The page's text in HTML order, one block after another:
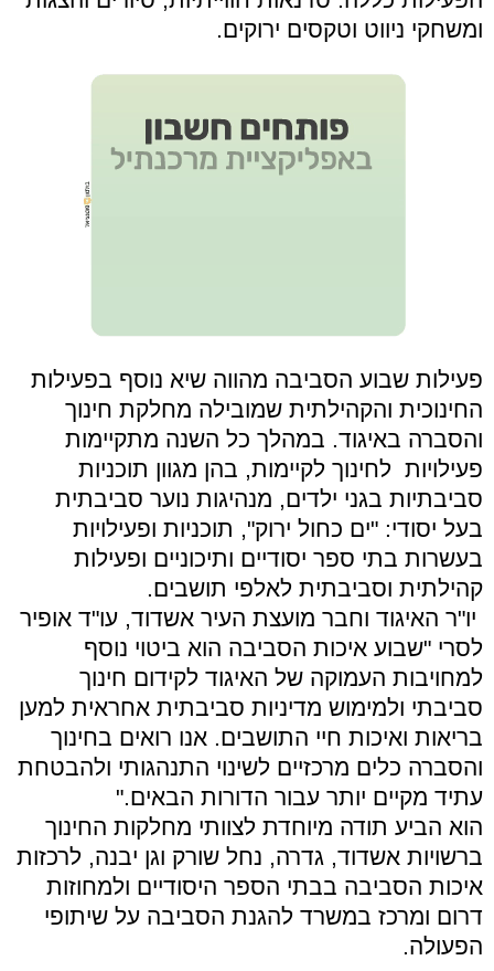
ומשחקי ניווט וטקסים ירוקים.
פעילות שבוע הסביבה מהווה שיא נוסף בפעילות
החינוכית והקהילתית שמובילה מחלקת חינוך
והסברה באיגוד. במהלך כל השנה מתקיימות
פעילויות לחינוך לקיימות, בהן מגוון תוכניות
סביבתיות בגני ילדים, מנהיגות נוער סביבתית
בעל יסודי: "ים כחול ירוק", תוכניות ופעילויות
בעשרות בתי ספר יסודיים ותיכוניים ופעילות
קהילתית וסביבתית לאלפי תושבים.
יו"ר האיגוד וחבר מועצת העיר אשדוד, עו"ד אופיר
לסרי "שבוע איכות הסביבה הוא ביטוי נוסף
למחויבות העמוקה של האיגוד לקידום חינוך
סביבתי ולמימוש מדיניות סביבתית אחראית למען
בריאות ואיכות חיי התושבים. אנו רואים בחינוך
והסברה כלים מרכזיים לשינוי התנהגותי ולהבטחת
עתיד מקיים יותר עבור הדורות הבאים."
הוא הביע תודה מיוחדת לצוותי מחלקות החינוך
ברשויות אשדוד, גדרה, נחל שורק וגן יבנה, לרכזות
איכות הסביבה בבתי הספר היסודיים ולמחוזות
דרום ומרכז במשרד להגנת הסביבה על שיתופי
הפעולה.